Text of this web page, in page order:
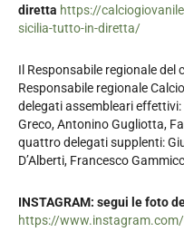
diretta https://
sicilia-tutto-in-diretta/
Il Responsabile regionale del
Responsabile regionale
delegati assembleari effettivi:
Greco, Antonino Gugliotta,
quattro delegati supplenti:
D’Alberti, Francesco
INSTAGRAM: segui le foto
https://